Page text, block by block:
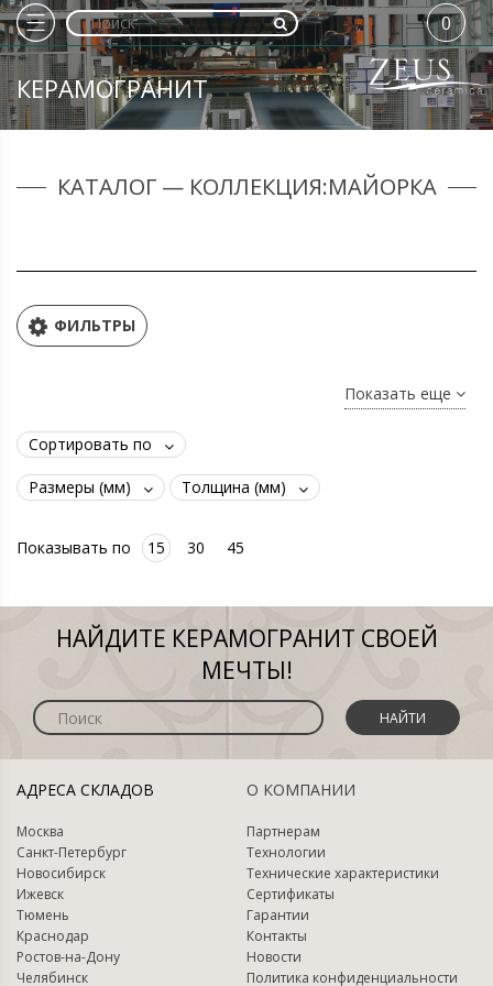
КЕРАМОГРАНИТ
0
КАТАЛОГ — КОЛЛЕКЦИЯ:МАЙОРКА
ФИЛЬТРЫ
Показать еще
Сортировать по
Размеры (мм) Толщина (мм)
Показывать по 15 30 45
НАЙДИТЕ КЕРАМОГРАНИТ СВОЕЙ
МЕЧТЫ!
НАЙТИ
АДРЕСА СКЛАДОВ
Москва
Санкт-Петербург
Новосибирск
Ижевск
Тюмень
Краснодар
Ростов-на-Дону
Челябинск
О КОМПАНИИ
Партнерам
Технологии
Технические характеристики
Сертификаты
Гарантии
Контакты
Новости
Политика конфиденциальности